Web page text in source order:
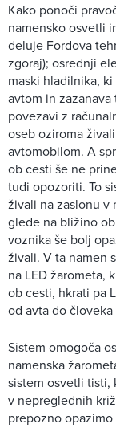
Kako ponoči
namensko osvetli
deluje Fordova
zgoraj); osrednji
maski hladilnika,
avtom in
povezavi z
oseb oziroma
avtomobilom. A
ob cesti še ne
tudi opozoriti. To
živali na zaslonu v
glede na bližino
voznika še bolj
živali. V ta namen
na LED žarometa,
ob cesti, hkrati pa
od avta do
Sistem omogoča
namenska
sistem osvetli tisti,
v nepreglednih
prepozno